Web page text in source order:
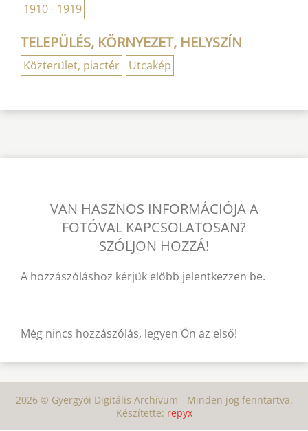
1910 - 1919
TELEPÜLÉS, KÖRNYEZET, HELYSZÍN
Közterület, piactér Utcakép
VAN HASZNOS INFORMÁCIÓJA A
FOTÓVAL KAPCSOLATOSAN?
SZÓLJON HOZZÁ!
A hozzászóláshoz kérjük előbb jelentkezzen be.
Még nincs hozzászólás, legyen Ön az első!
2026 © Gyergyói Digitális Archívum - Minden jog fenntartva.
Készítette: repyx